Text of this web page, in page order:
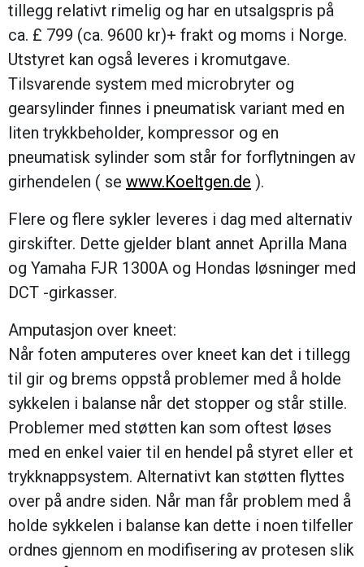
tillegg relativt rimelig og har en utsalgspris på
ca. £ 799 (ca. 9600 kr)+ frakt og moms i Norge.
Utstyret kan også leveres i kromutgave.
Tilsvarende system med microbryter og
gearsylinder finnes i pneumatisk variant med en
liten trykkbeholder, kompressor og en
pneumatisk sylinder som står for forflytningen av
girhendelen ( se www.Koeltgen.de ).
Flere og flere sykler leveres i dag med alternativ
girskifter. Dette gjelder blant annet Aprilla Mana
og Yamaha FJR 1300A og Hondas løsninger med
DCT -girkasser.
Amputasjon over kneet:
Når foten amputeres over kneet kan det i tillegg
til gir og brems oppstå problemer med å holde
sykkelen i balanse når det stopper og står stille.
Problemer med støtten kan som oftest løses
med en enkel vaier til en hendel på styret eller et
trykknappsystem. Alternativt kan støtten flyttes
over på andre siden. Når man får problem med å
holde sykkelen i balanse kan dette i noen tilfeller
ordnes gjennom en modifisering av protesen slik